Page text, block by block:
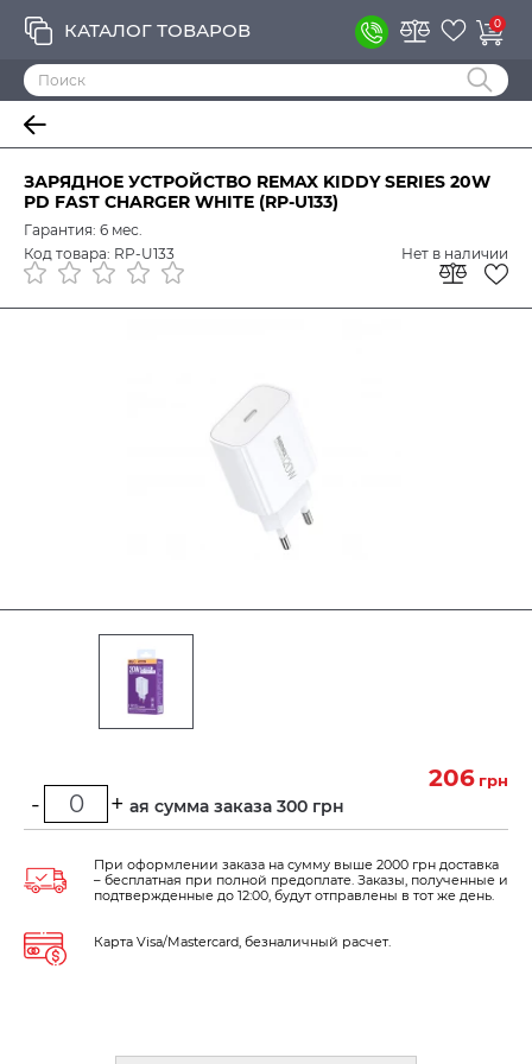
КАТАЛОГ ТОВАРОВ 0
ЗАРЯДНОЕ УСТРОЙСТВО REMAX KIDDY SERIES 20W
PD FAST CHARGER WHITE (RP-U133)
Гарантия: 6 мес.
Код товара: RP-U133
Нет в наличии
206 грн
Минимальная сумма заказа 300 грн
- +
При оформлении заказа на сумму выше 2000 грн доставка
– бесплатная при полной предоплате. Заказы, полученные и
подтвержденные до 12:00, будут отправлены в тот же день.
Карта Visa/Mastercard, безналичный расчет.